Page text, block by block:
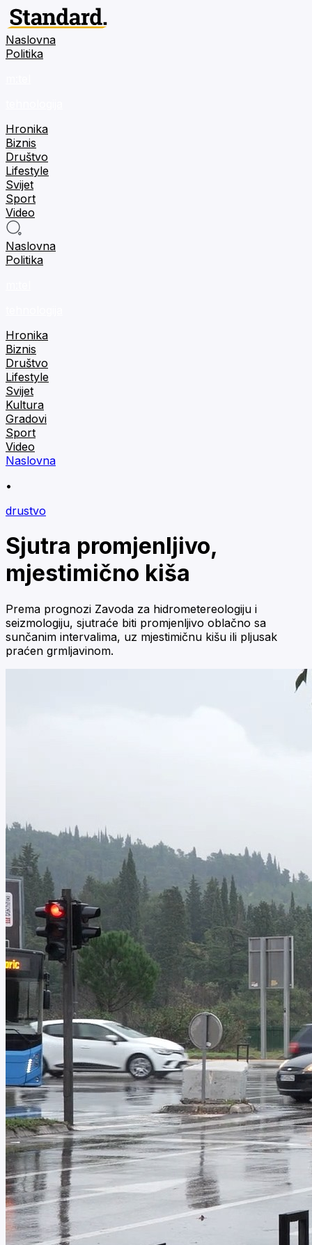
Naslovna
Politika
Hronika
Biznis
Društvo
Lifestyle
Svijet
Sport
Video
Naslovna
Politika
Hronika
Biznis
Društvo
Lifestyle
Svijet
Kultura
Gradovi
Sport
Video
Naslovna
•
drustvo
Sjutra promjenljivo,
mjestimično kiša
Prema prognozi Zavoda za hidrometereologiju i
seizmologiju, sjutraće biti promjenljivo oblačno sa
sunčanim intervalima, uz mjestimičnu kišu ili pljusak
praćen grmljavinom.